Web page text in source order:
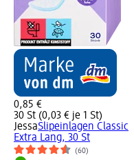
0,85 €
30 St (0,03 € je 1 St)
JessaSlipeinlagen Classic
Extra Lang, 30 St
(60)